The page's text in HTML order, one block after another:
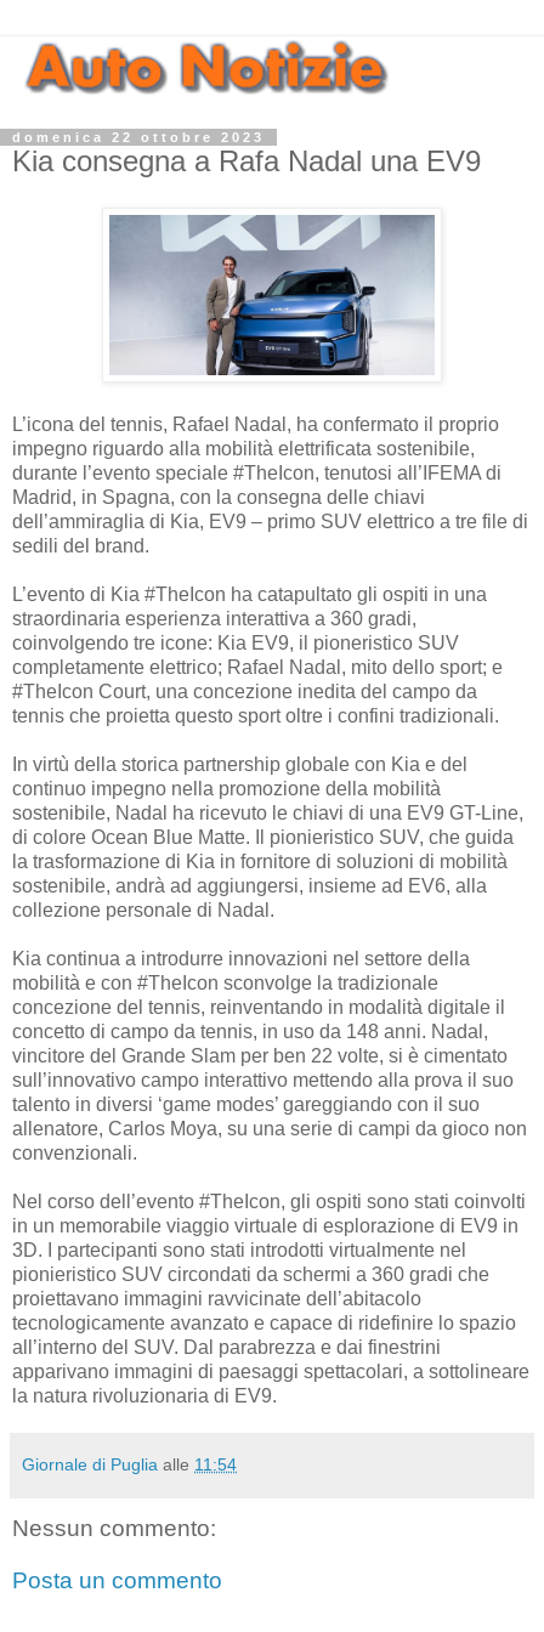
domenica 22 ottobre 2023
Kia consegna a Rafa Nadal una EV9
L’icona del tennis, Rafael Nadal, ha confermato il proprio
impegno riguardo alla mobilità elettrificata sostenibile,
durante l’evento speciale #TheIcon, tenutosi all’IFEMA di
Madrid, in Spagna, con la consegna delle chiavi
dell’ammiraglia di Kia, EV9 – primo SUV elettrico a tre file di
sedili del brand.
L’evento di Kia #TheIcon ha catapultato gli ospiti in una
straordinaria esperienza interattiva a 360 gradi,
coinvolgendo tre icone: Kia EV9, il pioneristico SUV
completamente elettrico; Rafael Nadal, mito dello sport; e
#TheIcon Court, una concezione inedita del campo da
tennis che proietta questo sport oltre i confini tradizionali.
In virtù della storica partnership globale con Kia e del
continuo impegno nella promozione della mobilità
sostenibile, Nadal ha ricevuto le chiavi di una EV9 GT-Line,
di colore Ocean Blue Matte. Il pionieristico SUV, che guida
la trasformazione di Kia in fornitore di soluzioni di mobilità
sostenibile, andrà ad aggiungersi, insieme ad EV6, alla
collezione personale di Nadal.
Kia continua a introdurre innovazioni nel settore della
mobilità e con #TheIcon sconvolge la tradizionale
concezione del tennis, reinventando in modalità digitale il
concetto di campo da tennis, in uso da 148 anni. Nadal,
vincitore del Grande Slam per ben 22 volte, si è cimentato
sull’innovativo campo interattivo mettendo alla prova il suo
talento in diversi ‘game modes’ gareggiando con il suo
allenatore, Carlos Moya, su una serie di campi da gioco non
convenzionali.
Nel corso dell’evento #TheIcon, gli ospiti sono stati coinvolti
in un memorabile viaggio virtuale di esplorazione di EV9 in
3D. I partecipanti sono stati introdotti virtualmente nel
pionieristico SUV circondati da schermi a 360 gradi che
proiettavano immagini ravvicinate dell’abitacolo
tecnologicamente avanzato e capace di ridefinire lo spazio
all’interno del SUV. Dal parabrezza e dai finestrini
apparivano immagini di paesaggi spettacolari, a sottolineare
la natura rivoluzionaria di EV9.
Giornale di Puglia alle 11:54
Nessun commento:
Posta un commento